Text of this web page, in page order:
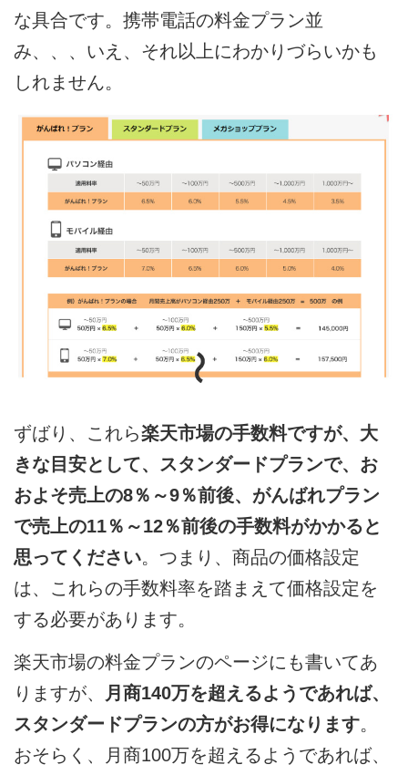
な具合です。携帯電話の料金プラン並
み、、、いえ、それ以上にわかりづらいかも
しれません。
ずばり、これら楽天市場の手数料ですが、大
きな目安として、スタンダードプランで、お
およそ売上の8％～9％前後、がんばれプラン
で売上の11％～12％前後の手数料がかかると
思ってください。つまり、商品の価格設定
は、これらの手数料率を踏まえて価格設定を
する必要があります。
楽天市場の料金プランのページにも書いてあ
りますが、
月商140万を超えるようであれば、
スタンダードプランの方がお得になります。
おそらく、月商100万を超えるようであれば、